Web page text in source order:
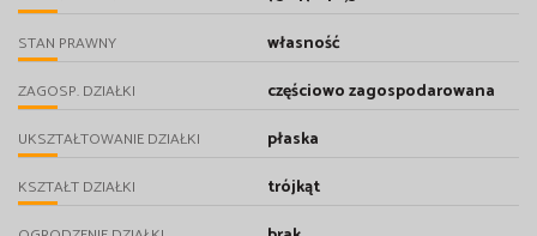
STAN PRAWNY własność
ZAGOSP. DZIAŁKI częściowo zagospodarowana
UKSZTAŁTOWANIE DZIAŁKI płaska
KSZTAŁT DZIAŁKI trójkąt